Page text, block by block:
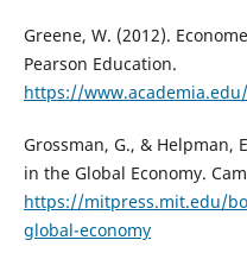
Greene, W. (2012).
Pearson Education.
https://www.academia.edu/
Grossman, G., & Helpman,
in the Global Economy.
https://mitpress.mit.edu/
global-economy